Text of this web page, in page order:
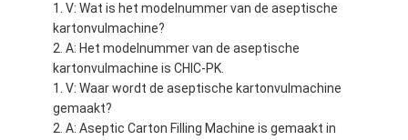
V: Wat is het modelnummer van de aseptische
kartonvulmachine?
A: Het modelnummer van de aseptische
kartonvulmachine is CHIC-PK.
V: Waar wordt de aseptische kartonvulmachine
gemaakt?
A: Aseptic Carton Filling Machine is gemaakt in